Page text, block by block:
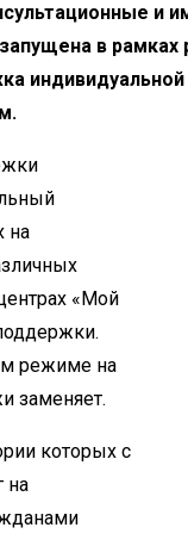
в рамках
на
«Мой
режиме на
заменяет.
которых с
на